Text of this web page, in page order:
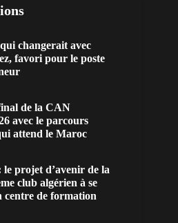
changerait avec
favori pour le poste
de la CAN
avec le parcours
attend le Maroc
projet d’avenir de la
club algérien à se
centre de formation